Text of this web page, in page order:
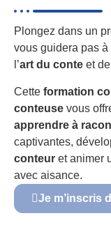
Plongez dans un
vous guidera pas
l’art du conte et
Cette formation
conteuse vous
apprendre à
captivantes,
conteur et animer
avec aisance.
Je m’inscris